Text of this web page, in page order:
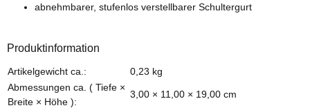
abnehmbarer, stufenlos verstellbarer Schultergurt
Produktinformation
Produkteigenschaft
Wert
Artikelgewicht ca.: 0,23 kg
Abmessungen ca. ( Tiefe ×
Breite × Höhe ):
3,00 × 11,00 × 19,00 cm